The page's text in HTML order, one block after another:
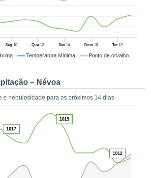
Temperatura Mínima Ponto de orvalho
Seg10 Qua12 Sex 14 Dom16 Ter 18
– Névoa
e nebulosidade para os próximos 14 dias
50
1017
1019
1012